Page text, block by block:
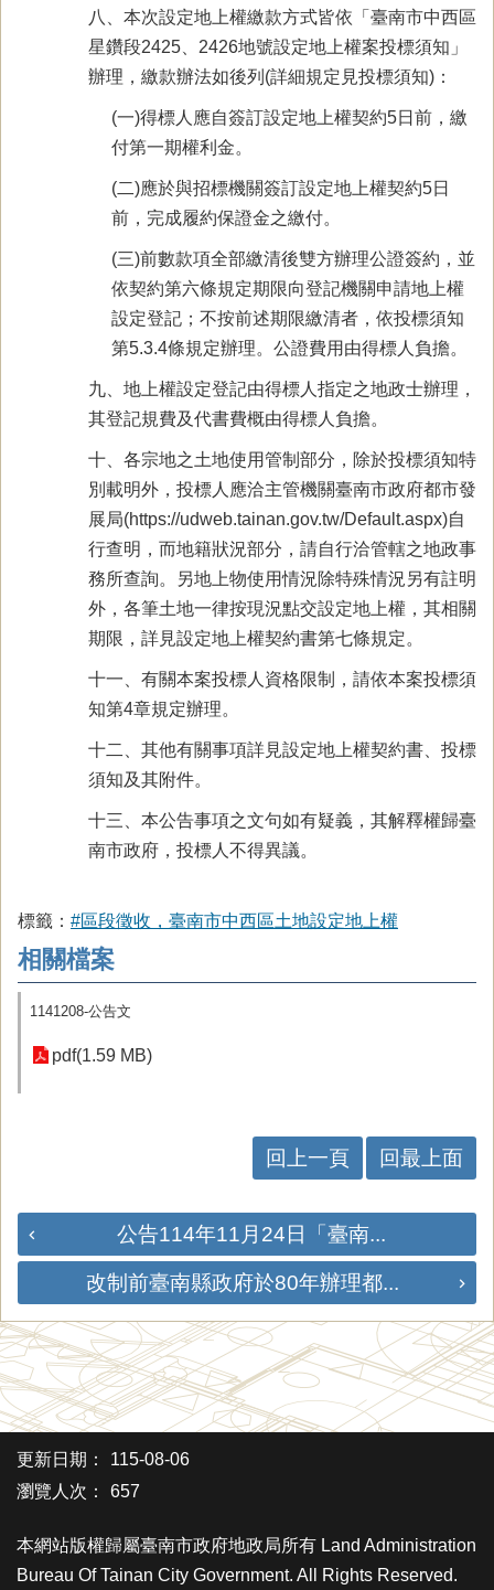
八、本次設定地上權繳款方式皆依「臺南市中西區
星鑽段2425、2426地號設定地上權案投標須知」
辦理，繳款辦法如後列(詳細規定見投標須知)：
(一)得標人應自簽訂設定地上權契約5日前，繳
付第一期權利金。
(二)應於與招標機關簽訂設定地上權契約5日
前，完成履約保證金之繳付。
(三)前數款項全部繳清後雙方辦理公證簽約，並
依契約第六條規定期限向登記機關申請地上權
設定登記；不按前述期限繳清者，依投標須知
第5.3.4條規定辦理。公證費用由得標人負擔。
九、地上權設定登記由得標人指定之地政士辦理，
其登記規費及代書費概由得標人負擔。
十、各宗地之土地使用管制部分，除於投標須知特
別載明外，投標人應洽主管機關臺南市政府都市發
展局(https://udweb.tainan.gov.tw/Default.aspx)自
行查明，而地籍狀況部分，請自行洽管轄之地政事
務所查詢。另地上物使用情況除特殊情況另有註明
外，各筆土地一律按現況點交設定地上權，其相關
期限，詳見設定地上權契約書第七條規定。
十一、有關本案投標人資格限制，請依本案投標須
知第4章規定辦理。
十二、其他有關事項詳見設定地上權契約書、投標
須知及其附件。
十三、本公告事項之文句如有疑義，其解釋權歸臺
南市政府，投標人不得異議。
標籤： #區段徵收，臺南市中西區土地設定地上權
相關檔案
1141208-公告文
pdf(1.59 MB)
回上一頁 回最上面
公告114年11月24日「臺南...
改制前臺南縣政府於80年辦理都...
更新日期：
115-08-06
瀏覽人次：
657
本網站版權歸屬臺南市政府地政局所有 Land Administration
Bureau Of Tainan City Government. All Rights Reserved.